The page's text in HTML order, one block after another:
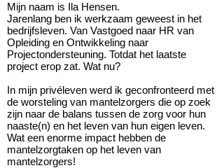
Mijn naam is Ila Hensen.
Jarenlang ben ik werkzaam geweest in het
bedrijfsleven. Van Vastgoed naar HR van
Opleiding en Ontwikkeling naar
Projectondersteuning. Totdat het laatste
project erop zat. Wat nu?
In mijn privéleven werd ik geconfronteerd met
de worsteling van mantelzorgers die op zoek
zijn naar de balans tussen de zorg voor hun
naaste(n) en het leven van hun eigen leven.
Wat een enorme impact hebben de
mantelzorgtaken op het leven van
mantelzorgers!